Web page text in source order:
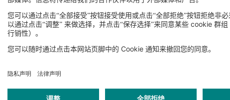
亚洲的 人工智能（AI）格局正在
成为重塑全球AI领域竞争态势的
对乏善可陈，但如今已涌现出
着技术应用者的角色：聚焦讲求
前亚洲国家对AI，尤其是生成
行业的结合与渗透方才起步。
链管理等运营核心环节的深度融